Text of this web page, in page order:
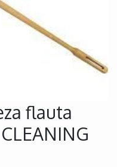
flauta